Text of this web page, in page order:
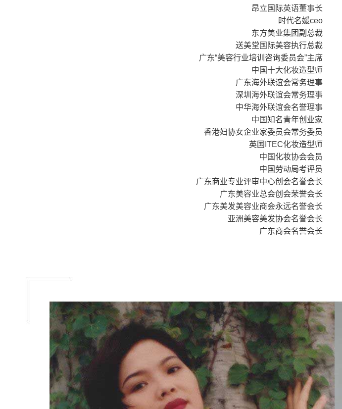
昂立国际英语董事长
时代名媛ceo
东方美业集团副总裁
送美堂国际美容执行总裁
广东“美容行业培训咨询委员会”主席
中国十大化妆造型师
广东海外联谊会常务理事
深圳海外联谊会常务理事
中华海外联谊会名誉理事
中国知名青年创业家
香港妇协女企业家委员会常务委员
英国ITEC化妆造型师
中国化妆协会会员
中国劳动局考评员
广东商业专业评审中心创会名誉会长
广东美容业总会创会荣誉会长
广东美发美容业商会永远名誉会长
亚洲美容美发协会名誉会长
广东商会名誉会长